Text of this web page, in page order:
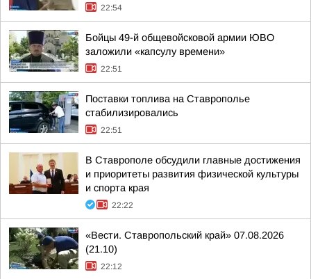
22:54
Бойцы 49-й общевойсковой армии ЮВО
заложили «капсулу времени»
22:51
Поставки топлива на Ставрополье
стабилизировались
22:51
В Ставрополе обсудили главные достижения
и приоритеты развития физической культуры
и спорта края
22:22
«Вести. Ставропольский край» 07.08.2026
(21.10)
22:12